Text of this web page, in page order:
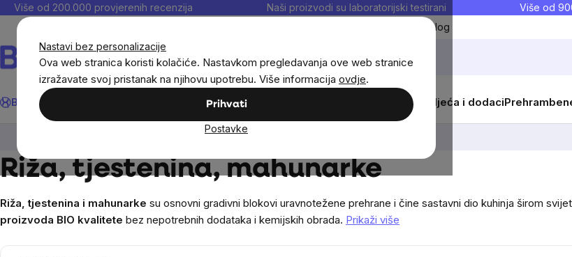
Nastavi bez personalizacije
Ova web stranica koristi kolačiće. Nastavkom pregledavanja ove web stranice
izražavate svoj pristanak na njihovu upotrebu. Više informacija ovdje.
Prihvati
Postavke
Preskoči
Više od 200.000 provjerenih recenzija Naši proizvodi su laboratorijski testirani Više od
Blog
Traži
BrainMax® Dodaci prehraniNoviteti Sportska odjeća i dodaci
Riža, tjestenina, mahunarke
Riža, tjestenina, mahunarke
Riža, tjestenina i mahunarke su osnovni gradivni blokovi uravnotežene prehrane i čine sastavni dio kuhinja širom
proizvoda BIO kvalitete bez nepotrebnih dodataka i kemijskih obrada. Prikaži više